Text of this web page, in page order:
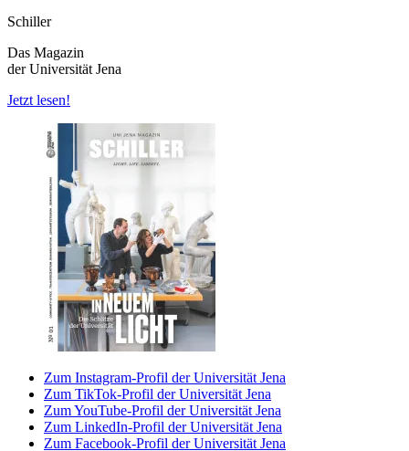
Schiller
Das Magazin
der Universität Jena
Jetzt lesen!
Zum Instagram-Profil der Universität Jena
Zum TikTok-Profil der Universität Jena
Zum YouTube-Profil der Universität Jena
Zum LinkedIn-Profil der Universität Jena
Zum Facebook-Profil der Universität Jena